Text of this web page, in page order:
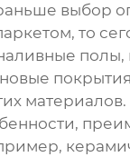
выбор
то